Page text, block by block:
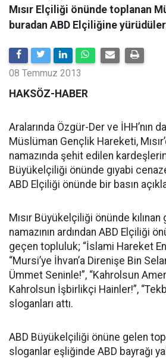
Mısır Elçiliği önünde toplanan
buradan ABD Elçiliğine
08 Temmuz 2013
HAKSÖZ-HABER
Aralarında Özgür-Der ve İHH’nın
Müslüman Gençlik Hareketi,
namazında şehit edilen
Büyükelçiliği önünde gıyabi
ABD Elçiliği önünde bir basın
Mısır Büyükelçiliği önünde kılınan
namazının ardından ABD Elçiliği
geçen topluluk; “İslami Hareket
“Mursi’ye İhvan’a Direnişe Bin
Ümmet Seninle!”, “Kahrolsun
Kahrolsun İşbirlikçi Hainler!”,
sloganları attı.
ABD Büyükelçiliği önüne gelen
sloganlar eşliğinde ABD bayrağı